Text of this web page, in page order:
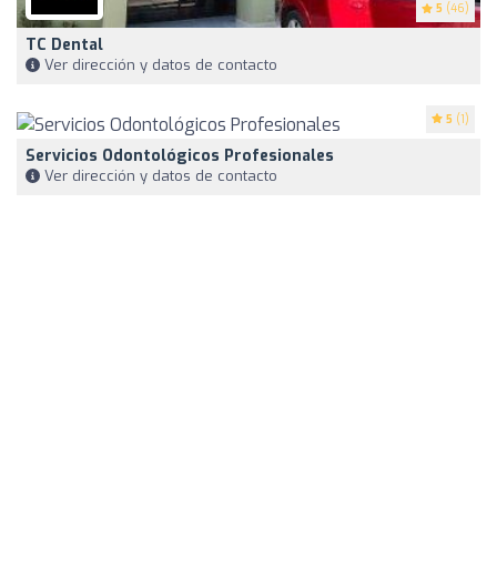
5 (46)
TC Dental
Ver dirección y datos de contacto
5 (1)
Servicios Odontológicos Profesionales
Ver dirección y datos de contacto